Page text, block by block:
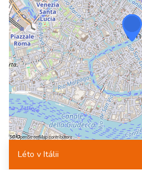
©OpenStreetMapcontributors
Léto v Itálii